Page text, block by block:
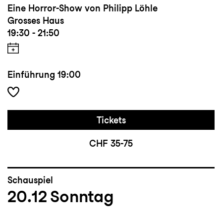
Eine Horror-Show von Philipp Löhle
Grosses Haus
19:30 - 21:50
Einführung 19:00
Tickets
CHF 35-75
Schauspiel
20.12 Sonntag